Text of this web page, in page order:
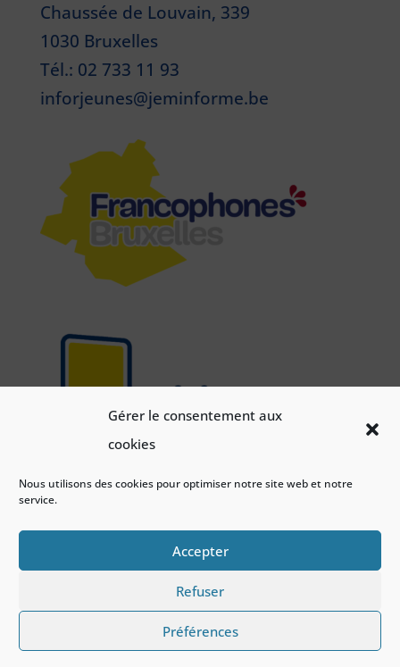
Gérer le consentement aux
cookies
Nous utilisons des cookies pour optimiser notre site web et notre
service.
Accepter
Refuser
Préférences
Chaussée de Louvain, 339
1030 Bruxelles
Tél.: 02 733 11 93
inforjeunes@jeminforme.be